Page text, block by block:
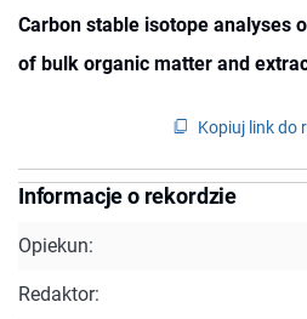
Carbon stable isotope analyses
of bulk organic matter and
Kopiuj link do
Informacje o rekordzie
Opiekun:
Redaktor: